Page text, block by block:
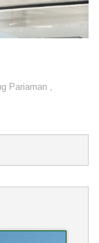
Pariaman ,